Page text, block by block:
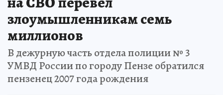
злоумышленникам семь
миллионов
В дежурную часть отдела полиции № 3
УМВД России по городу Пензе обратился
пензенец 2007 года рождения